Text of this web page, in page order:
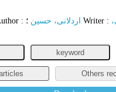
: اردلانی، حسین Writer :
keyword
Others